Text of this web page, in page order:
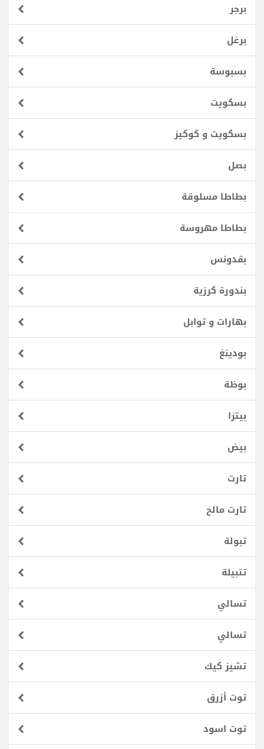
برجر
برغل
بسبوسة
بسكويت
بسكويت و كوكيز
بصل
بطاطا مسلوقة
بطاطا مهروسة
بقدونس
بندورة كرزية
بهارات و توابل
بودينغ
بوظة
بيتزا
بيض
تارت
تارت مالح
تبولة
تتبيلة
تسالي
تسالي
تشيز كيك
توت أزرق
توت اسود